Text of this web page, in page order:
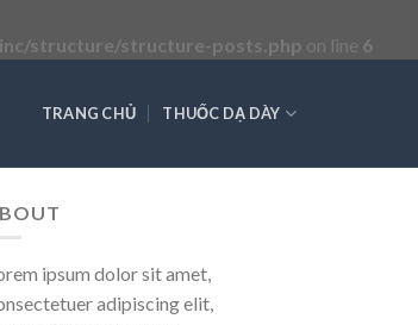
structure/structure-posts.php on line 6
TRANG CHỦ THUỐC DẠ DÀY
ipsum dolor sit amet,
adipiscing elit,